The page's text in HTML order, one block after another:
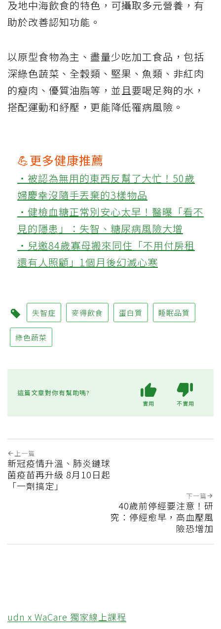
及地中海飲食的特色，可攝取多元營養，有
助於改善認知功能。
以原型食物為主、盡量少吃加工食品，包括
深綠色蔬菜、全穀類、堅果、魚類、非紅肉
的瘦肉、優質油脂等，並且要喝足夠的水，
搭配運動和紓壓，更能降低罹病風險。
💪更多健康推薦
‧被認為無用的東西反幫了大忙！50歲
婦慶幸沒隨手丟棄的3樣物品
‧健檢血糖正常別安心太早！醫曝「看不
見的隱患」：失智、糖尿病風險大增
‧兒邀84歲寡母搬來同住「不用付房租
還有人照顧」1個月後幻滅心寒
失智症 麥得飲食 蛋白質 睡眠品質
綠色蔬菜
這篇文章對你有幫助嗎?
實用 不實用
上一篇
新冠疫情升溫、肺炎鏈球
菌疫苗再升級 8月10日起
「一劑搞定」
下一篇
40歲前停經要注意！研
究：停經愈早，高血壓風
險恐增加
udn x WaCare 獨家線上課程